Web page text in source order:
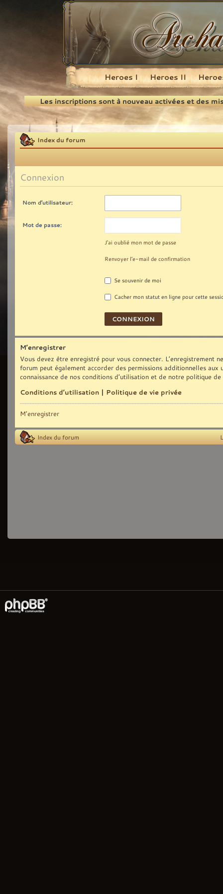
Recherche
Heroes I Heroes II
Les inscriptions sont à nouveau activées et des
Index du forum
Connexion
Nom d’utilisateur:
Mot de passe:
J’ai oublié mon mot de passe
Renvoyer l’e-mail de confirmation
Se souvenir de moi
Cacher mon statut en ligne pour cette
M’enregistrer
Vous devez être enregistré pour vous connecter. L’enregistrement
forum peut également accorder des permissions additionnelles
connaissance de nos conditions d’utilisation et de notre politique
Conditions d’utilisation | Politique de vie privée
M’enregistrer
Index du forum